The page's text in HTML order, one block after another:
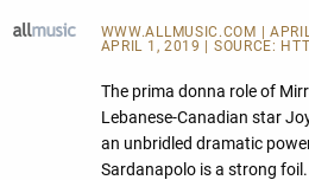
WWW.ALLMUSIC.COM |
APRIL 1, 2019 | SOURCE:
The prima donna role of
Lebanese-Canadian star
an unbridled dramatic
Sardanapolo is a strong